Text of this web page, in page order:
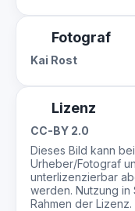
Fotograf
Kai Rost
Lizenz
CC-BY 2.0
Dieses Bild kann
Urheber/Fotograf
unterlizenzierbar
werden. Nutzung in
Rahmen der Lizenz.